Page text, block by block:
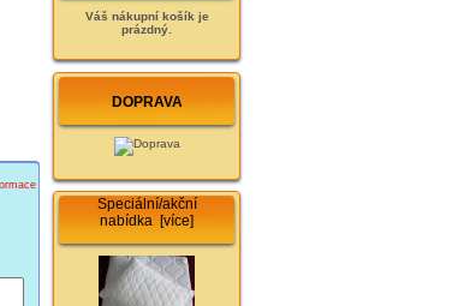
Váš nákupní košík je
prázdný.
DOPRAVA
Speciální/akční
nabídka [více]